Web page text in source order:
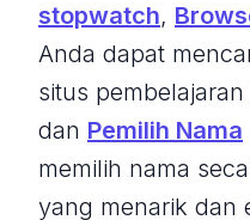
stopwatch,
Anda dapat
situs
dan Pemilih Nama
memilih nama
yang menarik dan